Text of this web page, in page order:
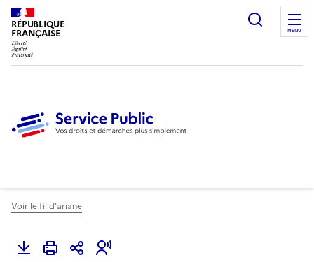
RÉPUBLIQUE
FRANÇAISE
Ouvrir
MENU
Voir le fil d'ariane